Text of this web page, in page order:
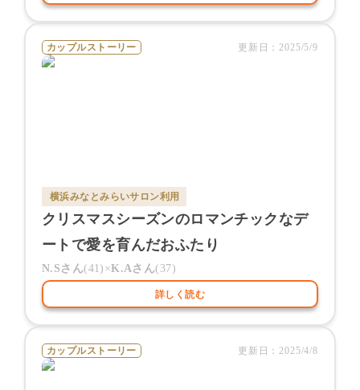
カップルストーリー 更新日：2025/5/9
横浜みなとみらいサロン利用
クリスマスシーズンのロマンチックなデ
ートで愛を育んだおふたり
N.S さん(41)×K.Aさん( 37)
詳しく読む
カップルストーリー 更新日：2025/4/8